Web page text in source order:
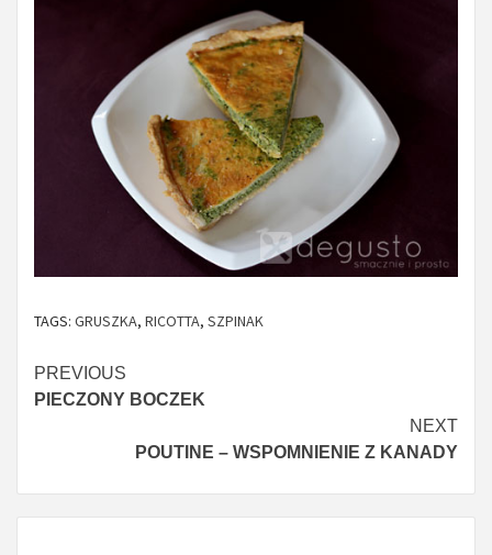
TAGS: GRUSZKA, RICOTTA, SZPINAK
Continue
Reading
PREVIOUS
PIECZONY BOCZEK
NEXT
POUTINE – WSPOMNIENIE Z KANADY